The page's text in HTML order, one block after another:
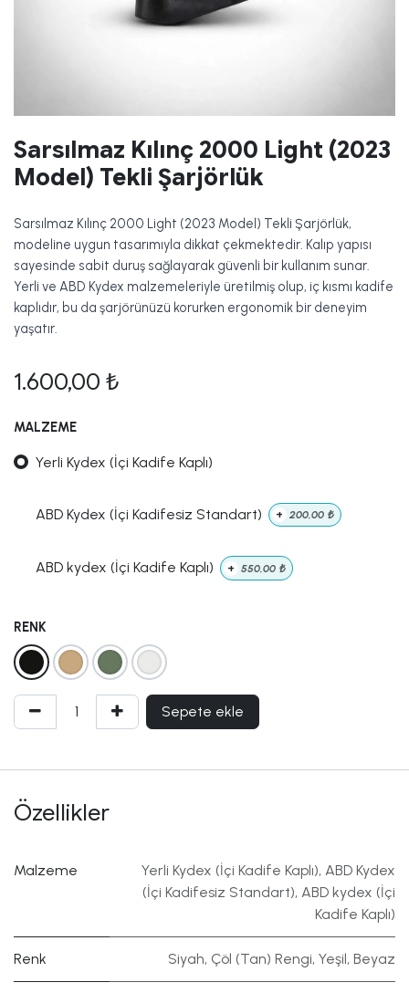
Sarsılmaz Kılınç 2000 Light (2023
Model) Tekli Şarjörlük
Sarsılmaz Kılınç 2000 Light (2023 Model) Tekli Şarjörlük,
modeline uygun tasarımıyla dikkat çekmektedir. Kalıp yapısı
sayesinde sabit duruş sağlayarak güvenli bir kullanım sunar.
Yerli ve ABD Kydex malzemeleriyle üretilmiş olup, iç kısmı kadife
kaplıdır, bu da şarjörünüzü korurken ergonomik bir deneyim
yaşatır.
1.600,00 ₺
MALZEME
Yerli Kydex (İçi Kadife Kaplı)
ABD Kydex (İçi Kadifesiz Standart) + 200,00 ₺
ABD kydex (İçi Kadife Kaplı) + 550,00 ₺
RENK
Sepete ekle
Özellikler
Malzeme Yerli Kydex (İçi Kadife Kaplı), ABD Kydex
(İçi Kadifesiz Standart), ABD kydex (İçi
Kadife Kaplı)
Renk Siyah, Çöl (Tan) Rengi, Yeşil, Beyaz